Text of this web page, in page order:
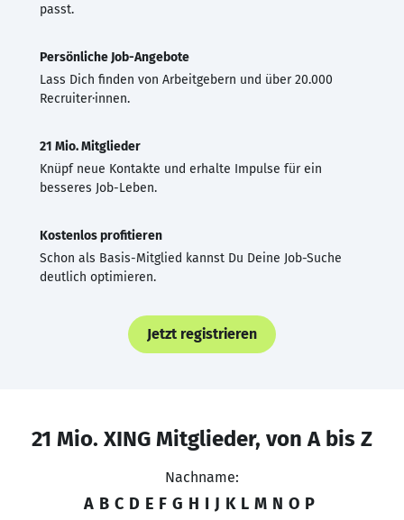
passt.
Persönliche Job-Angebote
Lass Dich finden von Arbeitgebern und über 20.000
Recruiter·innen.
21 Mio. Mitglieder
Knüpf neue Kontakte und erhalte Impulse für ein
besseres Job-Leben.
Kostenlos profitieren
Schon als Basis-Mitglied kannst Du Deine Job-Suche
deutlich optimieren.
Jetzt registrieren
21 Mio. XING Mitglieder, von A bis Z
Nachname:
A B C D E F G H I J K L M N O P